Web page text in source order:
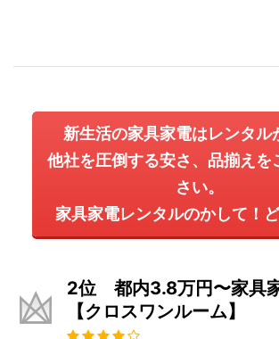
新生活の家具家電はレンタル
他社を圧倒する安さ、品揃えを
さい。
家具家電レンタルのかして！
2位 都内3.8万円〜家具
【クロスワンルーム】